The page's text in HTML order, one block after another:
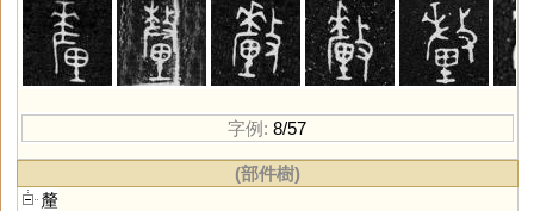
字例: 8/57
(部件樹)
釐